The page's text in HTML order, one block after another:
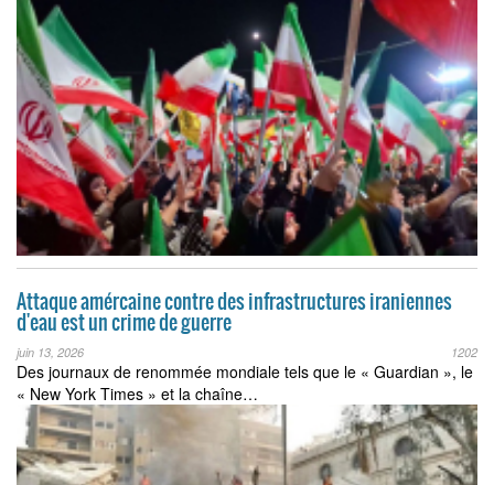
Attaque amércaine contre des infrastructures iraniennes
d'eau est un crime de guerre
juin 13, 2026 1202
Des journaux de renommée mondiale tels que le « Guardian », le
« New York Times » et la chaîne…